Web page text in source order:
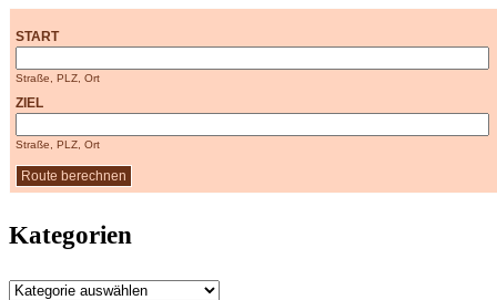
START
Straße, PLZ, Ort
ZIEL
Straße, PLZ, Ort
Kategorien
Kategorien